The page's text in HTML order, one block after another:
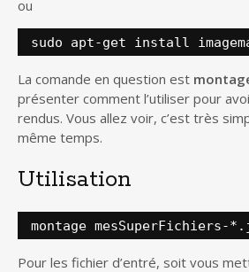
ou
sudo apt-get install
La comande en question est
présenter comment l’utiliser pour
rendus. Vous allez voir, c’est très
même temps.
Utilisation
montage
Pour les fichier d’entré, soit vous